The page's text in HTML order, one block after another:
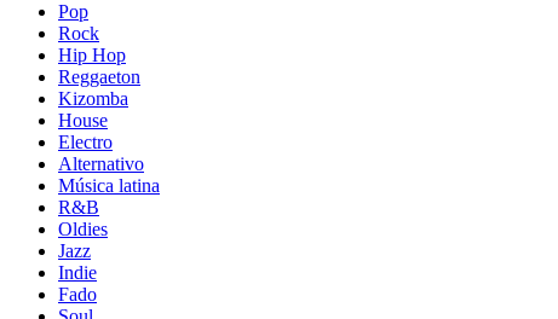
Pop
Rock
Hip Hop
Reggaeton
Kizomba
House
Electro
Alternativo
Música latina
R&B
Oldies
Jazz
Indie
Fado